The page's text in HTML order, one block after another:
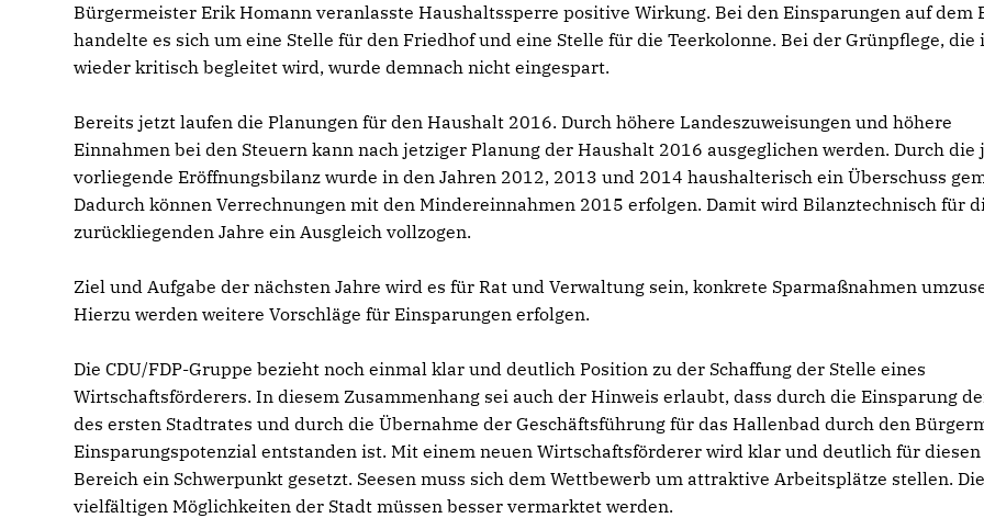
Bürgermeister Erik Homann veranlasste Haushaltssperre positive Wirkung. Bei den Einsparungen auf dem
handelte es sich um eine Stelle für den Friedhof und eine Stelle für die Teerkolonne. Bei der Grünpflege, die
wieder kritisch begleitet wird, wurde demnach nicht eingespart.
Bereits jetzt laufen die Planungen für den Haushalt 2016. Durch höhere Landeszuweisungen und höhere
Einnahmen bei den Steuern kann nach jetziger Planung der Haushalt 2016 ausgeglichen werden. Durch die
vorliegende Eröffnungsbilanz wurde in den Jahren 2012, 2013 und 2014 haushalterisch ein Überschuss
Dadurch können Verrechnungen mit den Mindereinnahmen 2015 erfolgen. Damit wird Bilanztechnisch für
zurückliegenden Jahre ein Ausgleich vollzogen.
Ziel und Aufgabe der nächsten Jahre wird es für Rat und Verwaltung sein, konkrete Sparmaßnahmen
Hierzu werden weitere Vorschläge für Einsparungen erfolgen.
Die CDU/FDP-Gruppe bezieht noch einmal klar und deutlich Position zu der Schaffung der Stelle eines
Wirtschaftsförderers. In diesem Zusammenhang sei auch der Hinweis erlaubt, dass durch die Einsparung
des ersten Stadtrates und durch die Übernahme der Geschäftsführung für das Hallenbad durch den
Einsparungspotenzial entstanden ist. Mit einem neuen Wirtschaftsförderer wird klar und deutlich für diesen
Bereich ein Schwerpunkt gesetzt. Seesen muss sich dem Wettbewerb um attraktive Arbeitsplätze stellen. Die
vielfältigen Möglichkeiten der Stadt müssen besser vermarktet werden.